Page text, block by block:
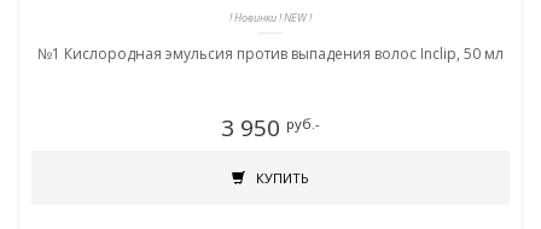
! Новинки ! NEW !
№1 Кислородная эмульсия против выпадения волос Inclip, 50 мл
3 950 руб.-
КУПИТЬ